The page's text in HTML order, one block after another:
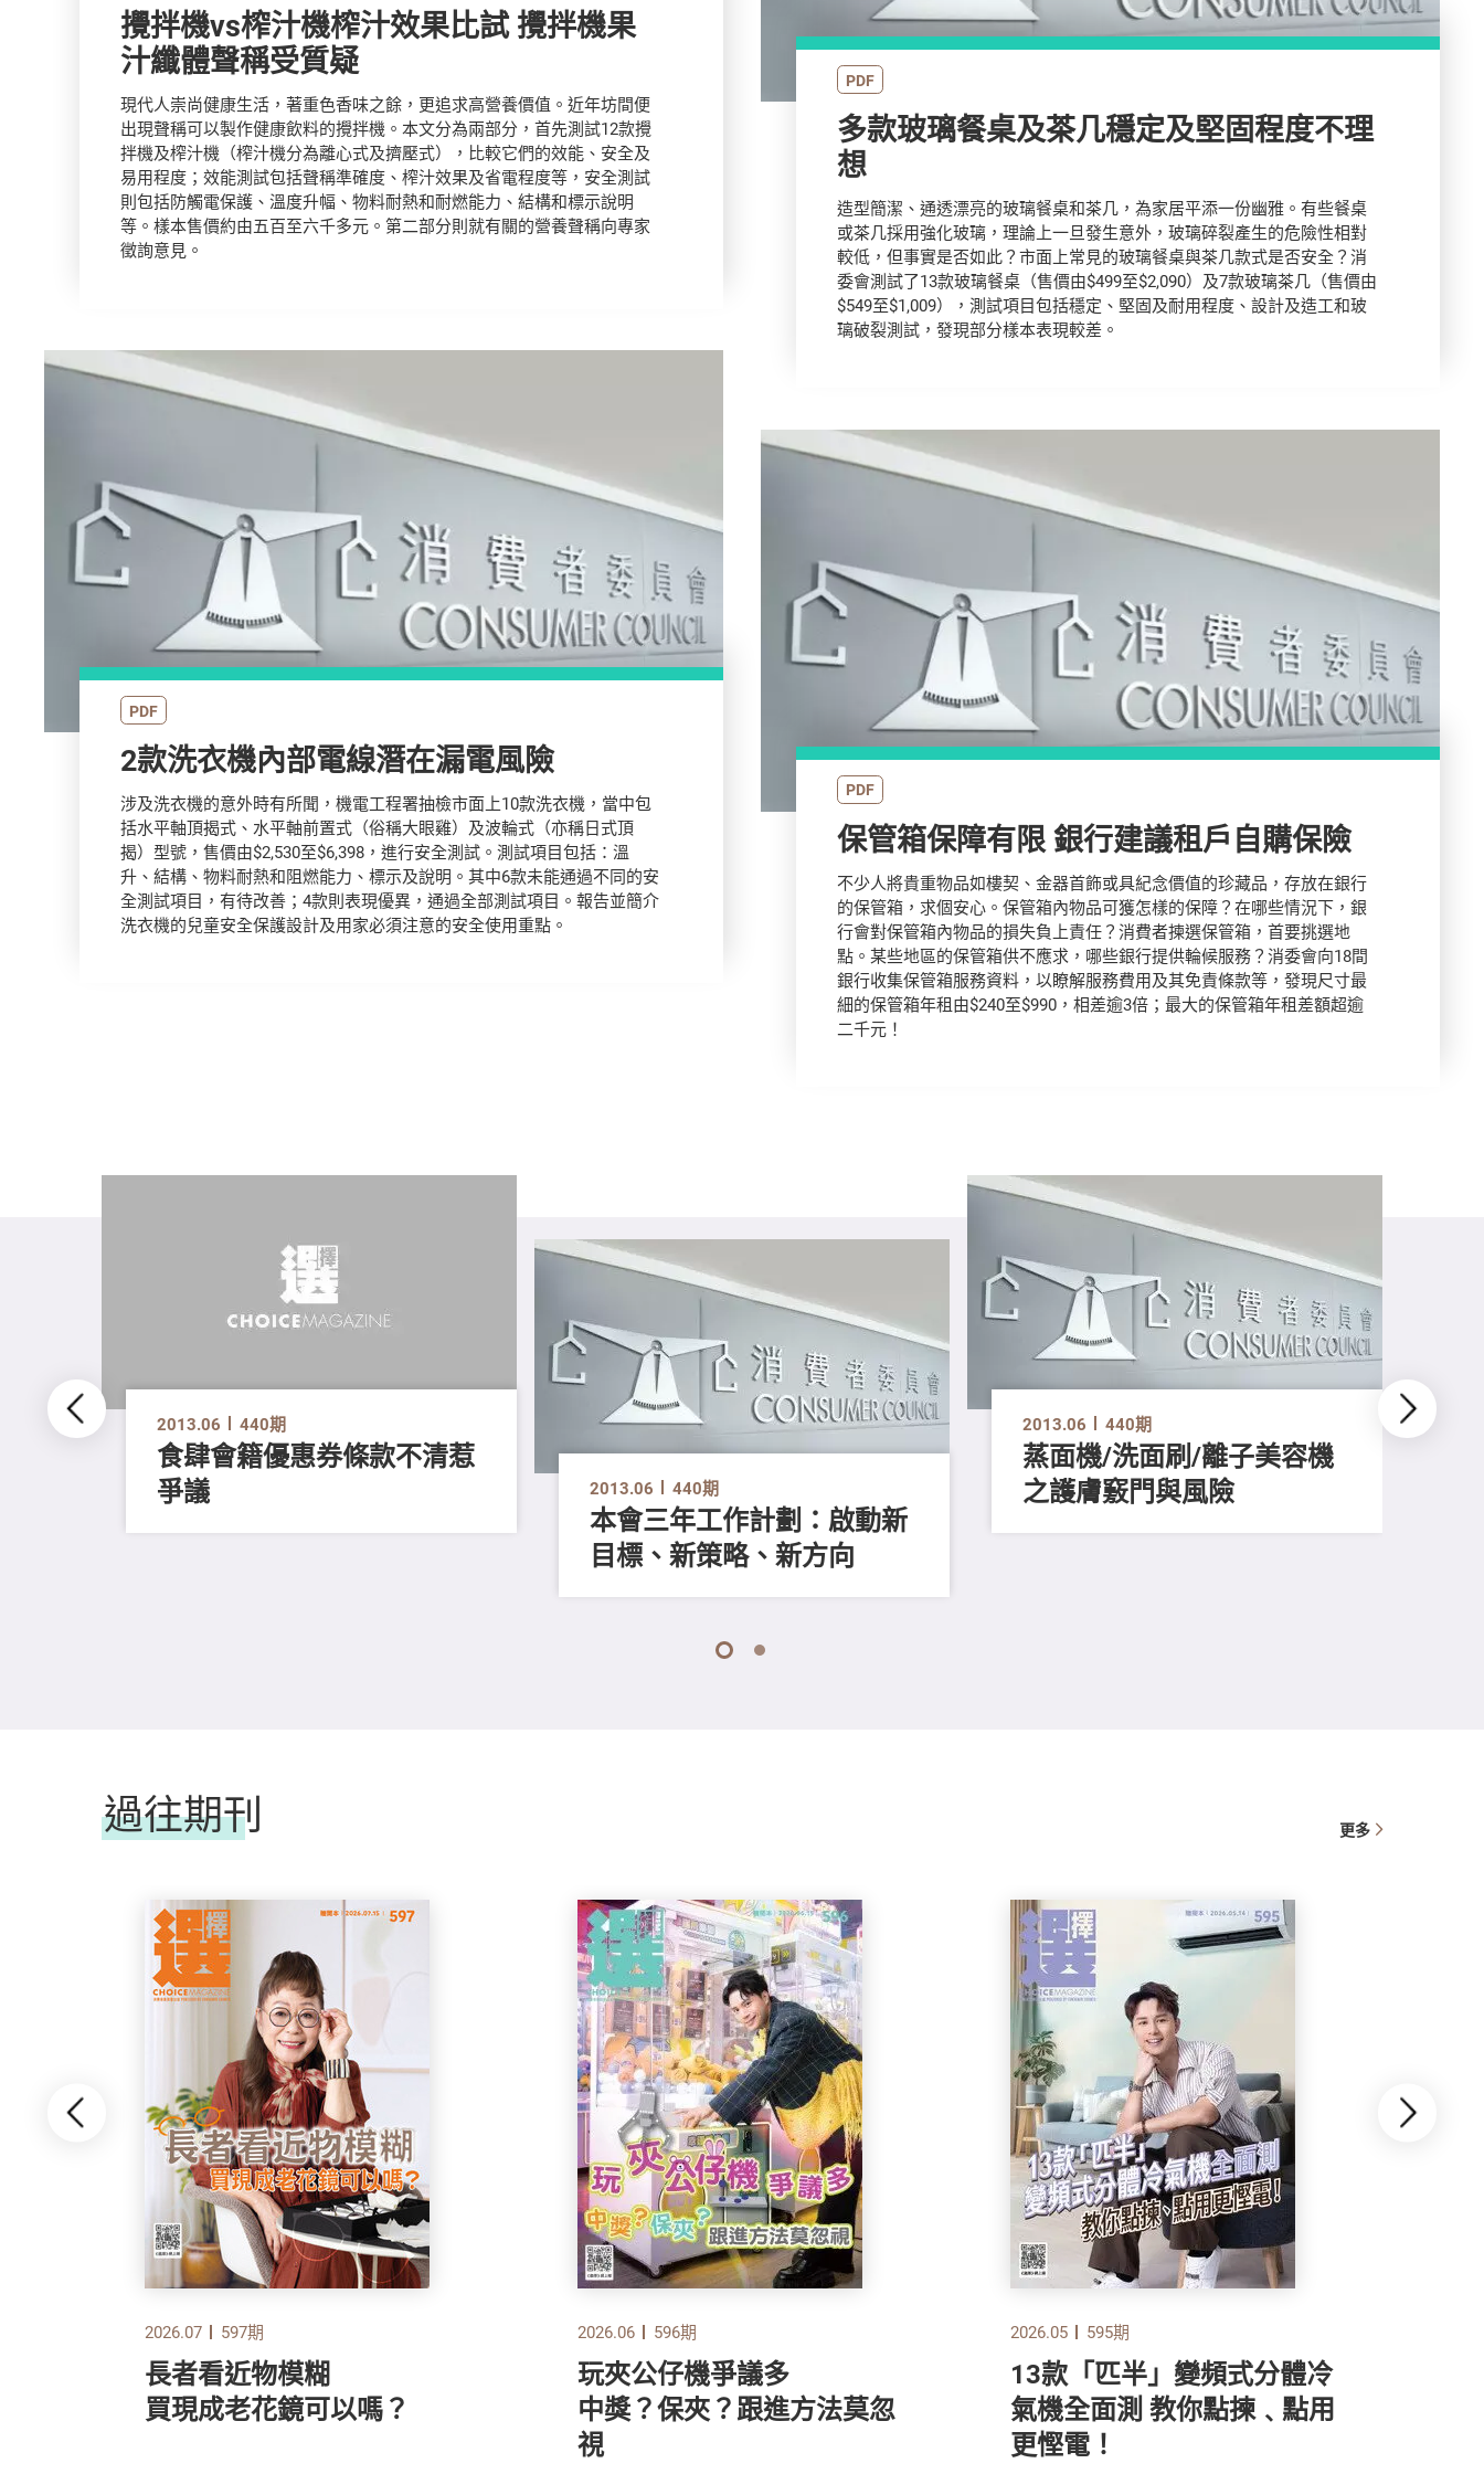
攪拌機vs榨汁機榨汁效果比試 攪拌機果
汁纖體聲稱受質疑
現代人崇尚健康生活，著重色香味之餘，更追求高營養價值。近年坊間便
出現聲稱可以製作健康飲料的攪拌機。本文分為兩部分，首先測試12款攪
拌機及榨汁機（榨汁機分為離心式及擠壓式），比較它們的效能、安全及
易用程度；效能測試包括聲稱準確度、榨汁效果及省電程度等，安全測試
則包括防觸電保護、溫度升幅、物料耐熱和耐燃能力、結構和標示說明
等。樣本售價約由五百至六千多元。第二部分則就有關的營養聲稱向專家
徵詢意見。
PDF
2款洗衣機內部電線潛在漏電風險
涉及洗衣機的意外時有所聞，機電工程署抽檢市面上10款洗衣機，當中包
括水平軸頂揭式、水平軸前置式（俗稱大眼雞）及波輪式（亦稱日式頂
揭）型號，售價由$2,530至$6,398，進行安全測試。測試項目包括：溫
升、結構、物料耐熱和阻燃能力、標示及說明。其中6款未能通過不同的安
全測試項目，有待改善；4款則表現優異，通過全部測試項目。報告並簡介
洗衣機的兒童安全保護設計及用家必須注意的安全使用重點。
PDF
多款玻璃餐桌及茶几穩定及堅固程度不理
想
造型簡潔、通透漂亮的玻璃餐桌和茶几，為家居平添一份幽雅。有些餐桌
或茶几採用強化玻璃，理論上一旦發生意外，玻璃碎裂產生的危險性相對
較低，但事實是否如此？市面上常見的玻璃餐桌與茶几款式是否安全？消
委會測試了13款玻璃餐桌（售價由$499至$2,090）及7款玻璃茶几（售價由
$549至$1,009），測試項目包括穩定、堅固及耐用程度、設計及造工和玻
璃破裂測試，發現部分樣本表現較差。
PDF
保管箱保障有限 銀行建議租戶自購保險
不少人將貴重物品如樓契、金器首飾或具紀念價值的珍藏品，存放在銀行
的保管箱，求個安心。保管箱內物品可獲怎樣的保障？在哪些情況下，銀
行會對保管箱內物品的損失負上責任？消費者揀選保管箱，首要挑選地
點。某些地區的保管箱供不應求，哪些銀行提供輪候服務？消委會向18間
銀行收集保管箱服務資料，以瞭解服務費用及其免責條款等，發現尺寸最
細的保管箱年租由$240至$990，相差逾3倍；最大的保管箱年租差額超逾
二千元！
2013.06 440期
食肆會籍優惠券條款不清惹
爭議
2013.06 440期
本會三年工作計劃：啟動新
目標、新策略、新方向
2013.06 440期
蒸面機/洗面刷/離子美容機
之護膚竅門與風險
1 2
過往期刊 更多
2026.07 597期
長者看近物模糊
買現成老花鏡可以嗎？
2026.06 596期
玩夾公仔機爭議多
中獎？保夾？跟進方法莫忽
視
2026.05 595期
13款「匹半」變頻式分體冷
氣機全面測 教你點揀﹑點用
更慳電！